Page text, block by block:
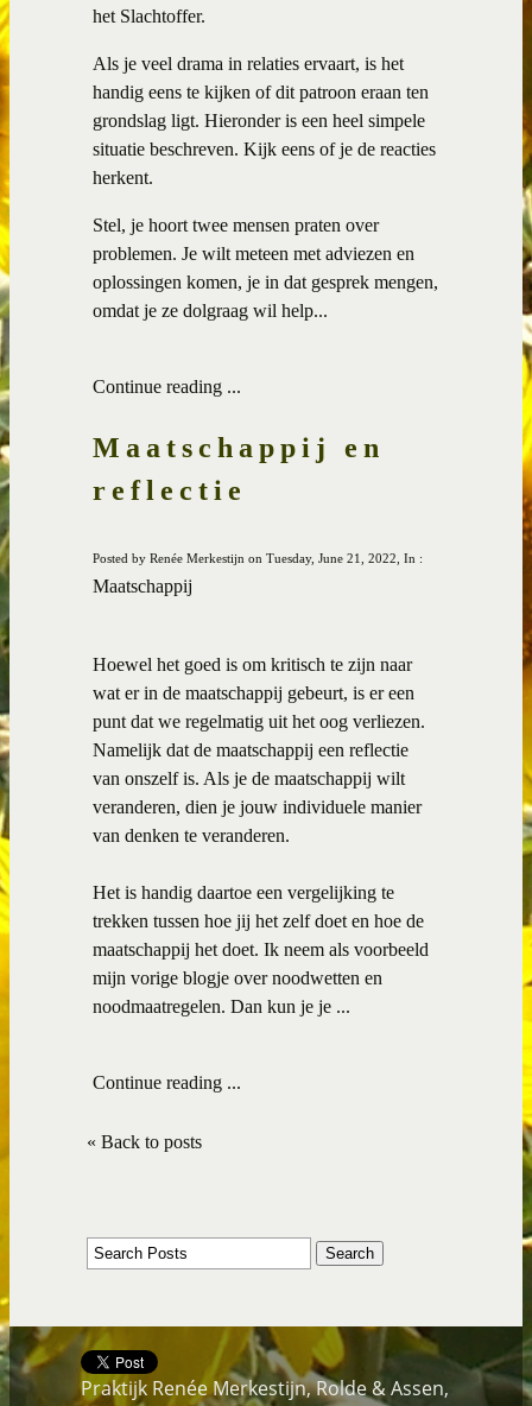
het Slachtoffer.
Als je veel drama in relaties ervaart, is het
handig eens te kijken of dit patroon eraan ten
grondslag ligt. Hieronder is een heel simpele
situatie beschreven. Kijk eens of je de reacties
herkent.
Stel, je hoort twee mensen praten over
problemen. Je wilt meteen met adviezen en
oplossingen komen, je in dat gesprek mengen,
omdat je ze dolgraag wil help...
Continue reading ...
Maatschappij en
reflectie
Posted by Renée Merkestijn on Tuesday, June 21, 2022, In :
Maatschappij
Hoewel het goed is om kritisch te zijn naar
wat er in de maatschappij gebeurt, is er een
punt dat we regelmatig uit het oog verliezen.
Namelijk dat de maatschappij een reflectie
van onszelf is. Als je de maatschappij wilt
veranderen, dien je jouw individuele manier
van denken te veranderen.
Het is handig daartoe een vergelijking te
trekken tussen hoe jij het zelf doet en hoe de
maatschappij het doet. Ik neem als voorbeeld
mijn vorige blogje over noodwetten en
noodmaatregelen. Dan kun je je ...
Continue reading ...
« Back to posts
Praktijk Renée Merkestijn, Rolde & Assen,